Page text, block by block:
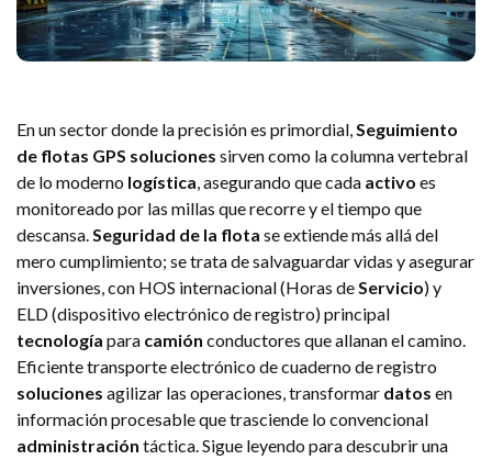
En un sector donde la precisión es primordial,Seguimiento
de flotas GPS soluciones sirven como la columna vertebral
de lo moderno logística, asegurando que cada activo es
monitoreado por las millas que recorre y el tiempo que
descansa.Seguridad de la flota se extiende más allá del
mero cumplimiento; se trata de salvaguardar vidas y asegurar
inversiones, con HOS internacional (Horas deServicio) y
ELD (dispositivo electrónico de registro) principal
tecnología para camión conductores que allanan el camino.
Eficiente transporte electrónico de cuaderno de registro
soluciones agilizar las operaciones, transformar datos en
información procesable que trasciende lo convencional
administración táctica. Sigue leyendo para descubrir una